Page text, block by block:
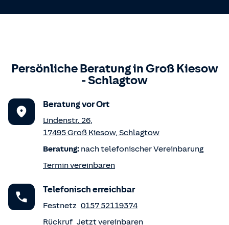
Persönliche Beratung inGroß Kiesow
-Schlagtow
Beratung vor Ort
Lindenstr. 26,
17495Groß Kiesow, Schlagtow
Beratung: nach telefonischer Vereinbarung
Termin vereinbaren
Telefonisch erreichbar
Festnetz 0157 52119374
Rückruf Jetzt vereinbaren